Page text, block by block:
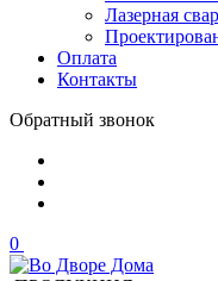
Лазерная
Оплата
Контакты
Обратный звонок
0